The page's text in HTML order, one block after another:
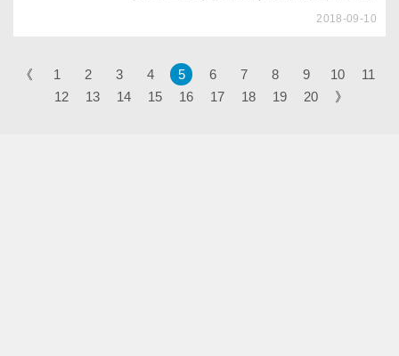
要」，與配偶關係緊張和配偶態度缺乏支
神經科學研究所教授洪蘭，以女性觀點來
2018-09-10
《 1 2 3 4 5 6 7 8 9 10
11
12
13 14 15 16 17 18 19 20 》